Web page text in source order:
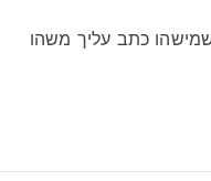
כתב עליך משהו